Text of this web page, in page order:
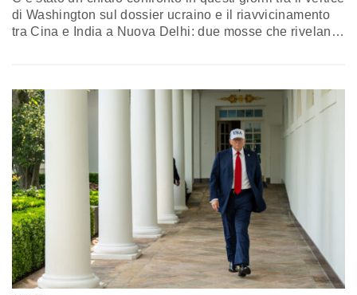
di Washington sul dossier ucraino e il riavvicinamento
tra Cina e India a Nuova Delhi: due mosse che rivelano
Russia-India-Cina, complicando la strategia occidentale
verso la Russia